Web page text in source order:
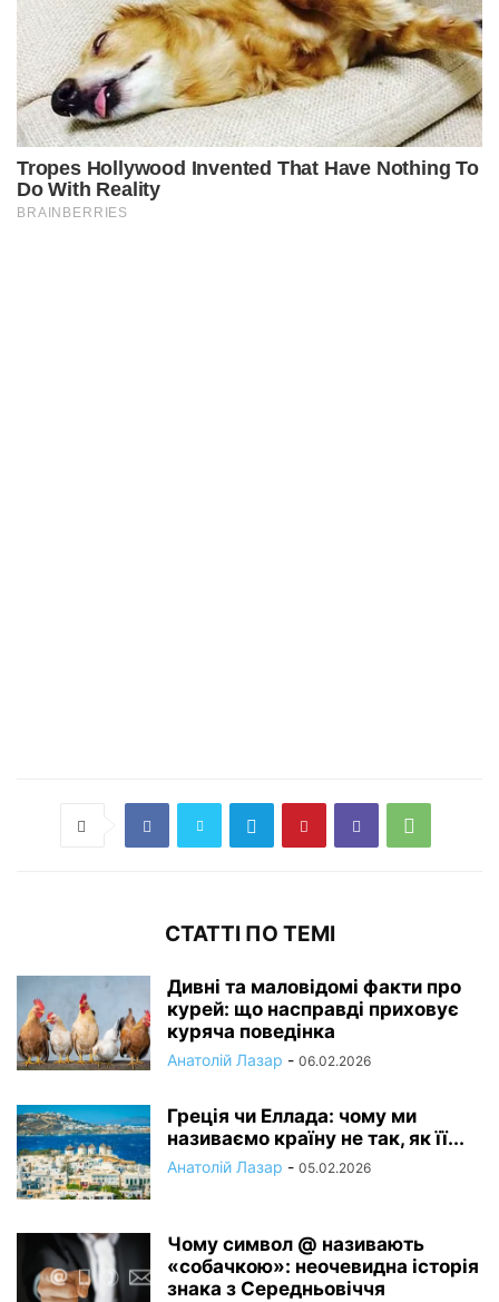
СТАТТІ ПО ТЕМІ
Дивні та маловідомі факти про
курей: що насправді приховує
куряча поведінка
Анатолій Лазар - 06.02.2026
Греція чи Еллада: чому ми
називаємо країну не так, як її...
Анатолій Лазар - 05.02.2026
Чому символ @ називають
«собачкою»: неочевидна історія
знака з Середньовіччя